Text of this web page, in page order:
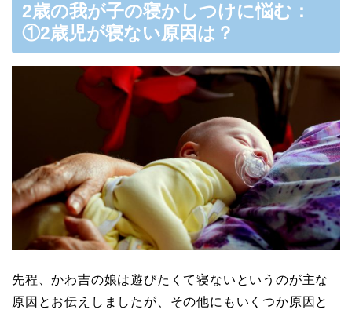
2歳の我が子の寝かしつけに悩む：
①2歳児が寝ない原因は？
先程、かわ吉の娘は遊びたくて寝ないというのが主な
原因とお伝えしましたが、その他にもいくつか原因と